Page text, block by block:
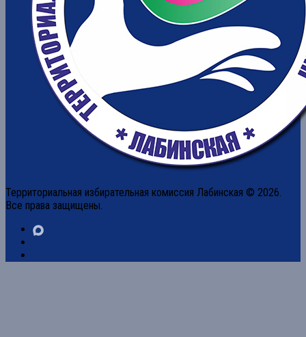
Территориальная избирательная комиссия Лабинская © 2026.
Все права защищены.